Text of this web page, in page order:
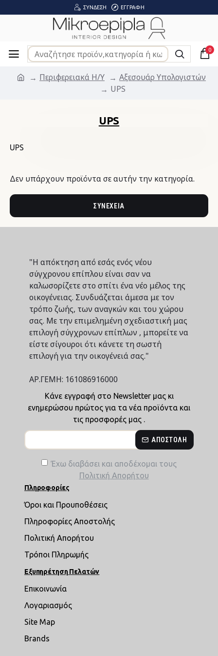
ΣΎΝΔΕΣΗ ΕΓΓΡΑΦΉ
0
Περιφερειακά Η/Υ
Αξεσουάρ Υπολογιστών
UPS
UPS
UPS
Δεν υπάρχουν προϊόντα σε αυτήν την κατηγορία.
ΣΥΝΈΧΕΙΑ
"Η απόκτηση από εσάς ενός νέου
σύγχρονου επίπλου είναι σαν να
καλωσορίζετε στο σπίτι ένα νέο μέλος της
οικογένειας. Συνδυάζεται άμεσα με τον
τρόπο ζωής, των αναγκών και του χώρου
σας. Με την επιμελημένη σχεδιαστική μας
επιλογή σύγχρονων επίπλων , μπορείτε να
είστε σίγουροι ότι κάνετε τη σωστή
επιλογή για την οικογένειά σας."
ΑΡ.ΓΕΜΗ: 161086916000
Κάνε εγγραφή στο Newsletter μας κι
ενημερώσου πρώτος για τα νέα προϊόντα και
τις προσφορές μας .
ΑΠΟΣΤΟΛΉ
Έχω διαβάσει και αποδέχομαι τους
Πολιτική Απορήτου
Πληροφορίες
Όροι και Προυποθέσεις
Πληροφορίες Αποστολής
Πολιτική Απορήτου
Τρόποι Πληρωμής
Εξυπηρέτηση Πελατών
Επικοινωνία
Λογαριασμός
Site Map
Brands